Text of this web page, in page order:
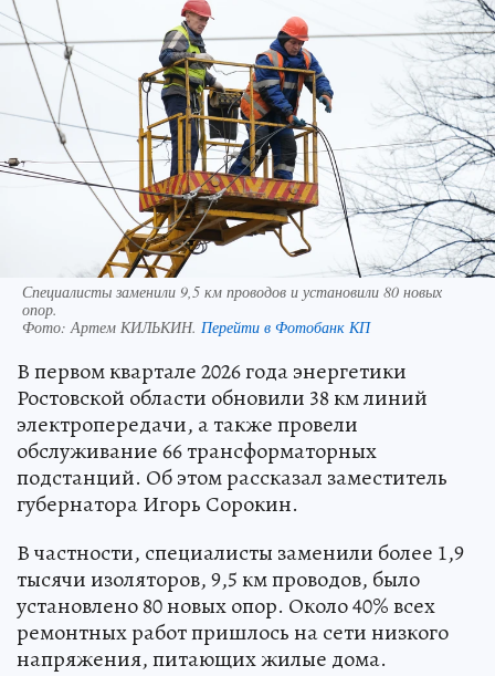
Специалисты заменили 9,5 км проводов и установили 80 новых
опор.
Фото:Артем КИЛЬКИН. Перейти в Фотобанк КП
В первом квартале 2026 года энергетики
Ростовской области обновили 38 км линий
электропередачи, а также провели
обслуживание 66 трансформаторных
подстанций. Об этом рассказал заместитель
губернатора Игорь Сорокин.
В частности, специалисты заменили более 1,9
тысячи изоляторов, 9,5 км проводов, было
установлено 80 новых опор. Около 40% всех
ремонтных работ пришлось на сети низкого
напряжения, питающих жилые дома.